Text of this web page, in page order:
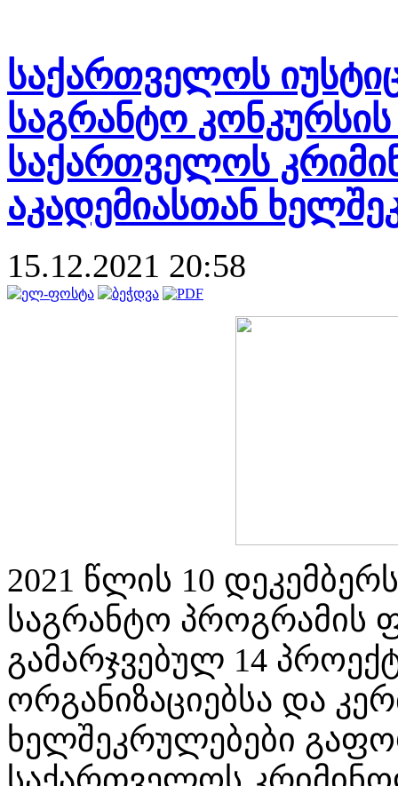
საქართველოს
საგრანტო
საქართველოს
აკადემიასთან
15.12.2021 20:58
2021 წლის 10
საგრანტო პროგრამის
გამარჯვებულ 14
ორგანიზაციებსა და
ხელშეკრულებები